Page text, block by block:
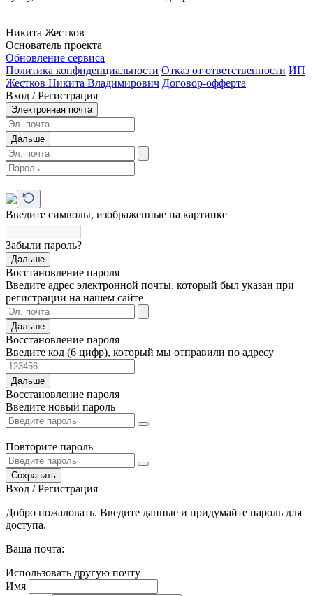
Никита Жестков
Основатель проекта
Обновление сервиса
Политика конфиденциальности Отказ от ответственности ИП
Жестков Никита Владимирович Договор-офферта
Вход / Регистрация
Электронная почта
Дальше
Введите символы, изображенные на картинке
Забыли пароль?
Дальше
Восстановление пароля
Введите адрес электронной почты, который был указан при
регистрации на нашем сайте
Дальше
Восстановление пароля
Введите код (6 цифр), который мы отправили по адресу
Дальше
Восстановление пароля
Введите новый пароль
Повторите пароль
Сохранить
Вход / Регистрация
Добро пожаловать. Введите данные и придумайте пароль для
доступа.
Ваша почта:
Использовать другую почту
Имя